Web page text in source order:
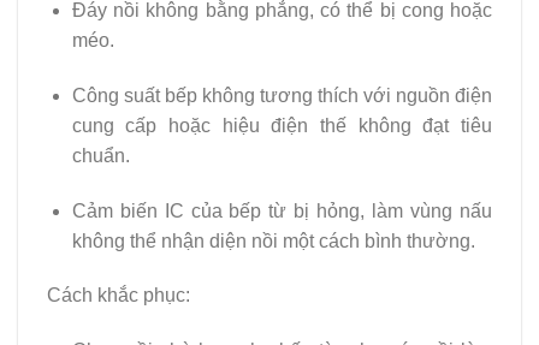
Đáy nồi không bằng phẳng, có thể bị cong hoặc
méo.
Công suất bếp không tương thích với nguồn điện
cung cấp hoặc hiệu điện thế không đạt tiêu
chuẩn.
Cảm biến IC của bếp từ bị hỏng, làm vùng nấu
không thể nhận diện nồi một cách bình thường.
Cách khắc phục: